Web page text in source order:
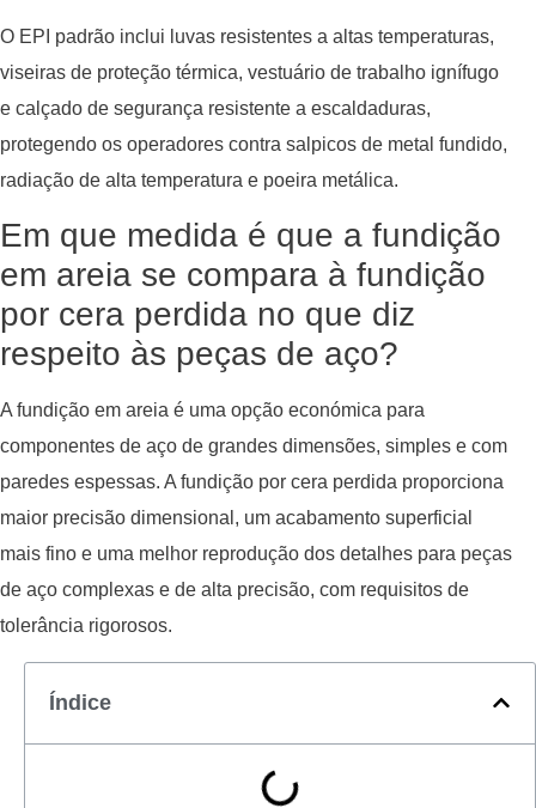
O EPI padrão inclui luvas resistentes a altas temperaturas,
viseiras de proteção térmica, vestuário de trabalho ignífugo
e calçado de segurança resistente a escaldaduras,
protegendo os operadores contra salpicos de metal fundido,
radiação de alta temperatura e poeira metálica.
Em que medida é que a fundição
em areia se compara à fundição
por cera perdida no que diz
respeito às peças de aço?
A fundição em areia é uma opção económica para
componentes de aço de grandes dimensões, simples e com
paredes espessas. A fundição por cera perdida proporciona
maior precisão dimensional, um acabamento superficial
mais fino e uma melhor reprodução dos detalhes para peças
de aço complexas e de alta precisão, com requisitos de
tolerância rigorosos.
Índice